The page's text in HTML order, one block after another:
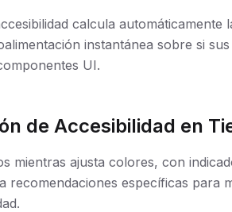
calcula
instantánea sobre si
UI.
de Accesibilidad en
mientras ajusta colores, con
recomendaciones específicas para